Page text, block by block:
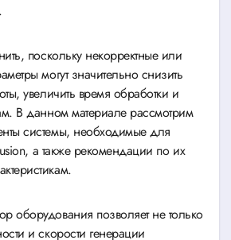
поскольку некорректные или
могут значительно снизить
увеличить время обработки и
В данном материале рассмотрим
системы, необходимые для
а также рекомендации по их
оборудования позволяет не только
и скорости генерации